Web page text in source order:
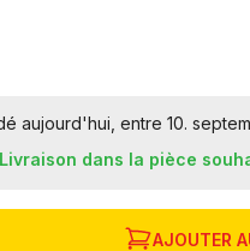
aujourd'hui, entre 10.
Livraison dans la pièce
AJOUTER